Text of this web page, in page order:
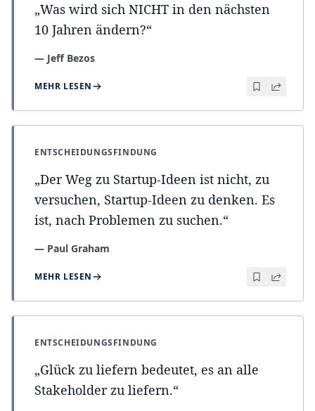
„Was wird sich NICHT in den nächsten
10 Jahren ändern?“
— Jeff Bezos
MEHR LESEN
ENTSCHEIDUNGSFINDUNG
„Der Weg zu Startup-Ideen ist nicht, zu
versuchen, Startup-Ideen zu denken. Es
ist, nach Problemen zu suchen.“
— Paul Graham
MEHR LESEN
ENTSCHEIDUNGSFINDUNG
„Glück zu liefern bedeutet, es an alle
Stakeholder zu liefern.“